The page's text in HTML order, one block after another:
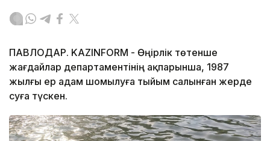
ПАВЛОДАР. KAZINFORM - Өңірлік төтенше
жағдайлар департаментінің ақпарынша, 1987
жылғы ер адам шомылуға тыйым салынған жерде
суға түскен.